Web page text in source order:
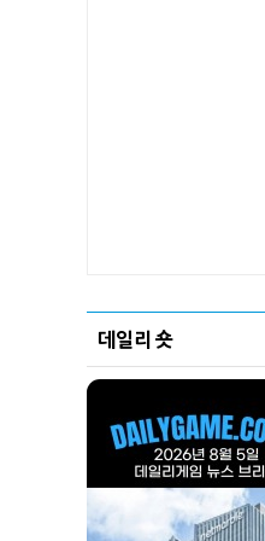
데일리 숏